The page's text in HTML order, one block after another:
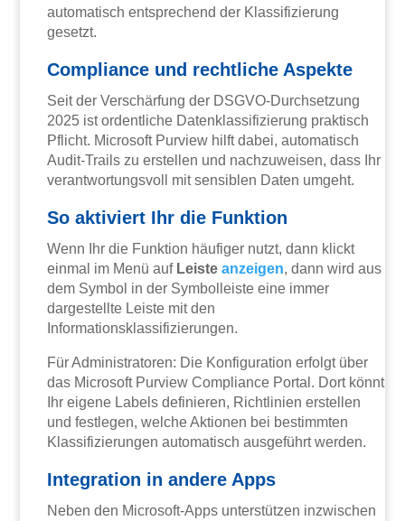
automatisch entsprechend der Klassifizierung
gesetzt.
Compliance und rechtliche Aspekte
Seit der Verschärfung der DSGVO-Durchsetzung
2025 ist ordentliche Datenklassifizierung praktisch
Pflicht. Microsoft Purview hilft dabei, automatisch
Audit-Trails zu erstellen und nachzuweisen, dass Ihr
verantwortungsvoll mit sensiblen Daten umgeht.
So aktiviert Ihr die Funktion
Wenn Ihr die Funktion häufiger nutzt, dann klickt
einmal im Menü auf Leisteanzeigen, dann wird aus
dem Symbol in der Symbolleiste eine immer
dargestellte Leiste mit den
Informationsklassifizierungen.
Für Administratoren: Die Konfiguration erfolgt über
das Microsoft Purview Compliance Portal. Dort könnt
Ihr eigene Labels definieren, Richtlinien erstellen
und festlegen, welche Aktionen bei bestimmten
Klassifizierungen automatisch ausgeführt werden.
Integration in andere Apps
Neben den Microsoft-Apps unterstützen inzwischen